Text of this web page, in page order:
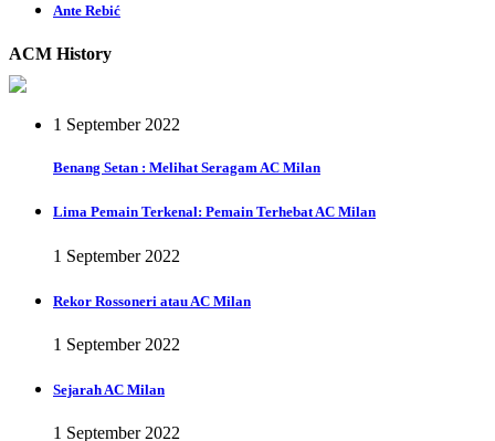
Ante Rebić
ACM History
1 September 2022
Benang Setan : Melihat Seragam AC Milan
Lima Pemain Terkenal: Pemain Terhebat AC Milan
1 September 2022
Rekor Rossoneri atau AC Milan
1 September 2022
Sejarah AC Milan
1 September 2022